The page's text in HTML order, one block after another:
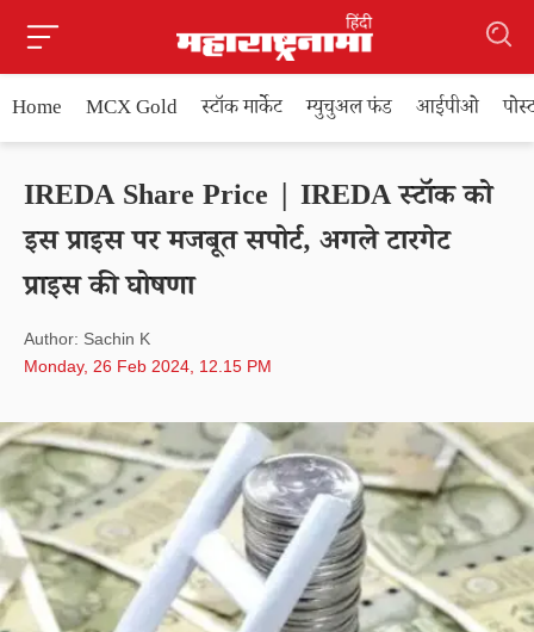
Home MCX Gold स्टॉक मार्केट म्युचुअल फंड आईपीओ
IREDA Share Price | IREDA स्टॉक को
इस प्राइस पर मजबूत सपोर्ट, अगले टारगेट
प्राइस की घोषणा
Author: Sachin K
Monday, 26 Feb 2024, 12.15 PM